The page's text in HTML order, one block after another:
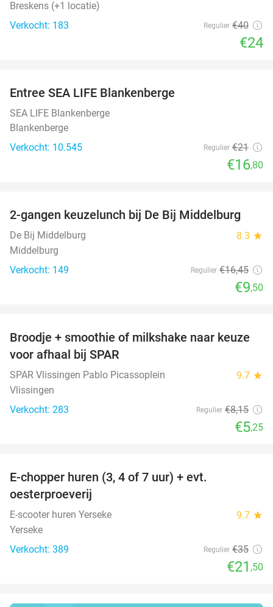
Breskens (+1 locatie)
Verkocht: 183
Regulier €40
€24
Entree SEA LIFE Blankenberge
SEA LIFE Blankenberge
Blankenberge
Verkocht: 10.545
Regulier €21
€16,80
42%
2-gangen keuzelunch bij De Bij Middelburg
De Bij Middelburg 8.3 star
Middelburg
Verkocht: 149
Regulier €16,45
€9,50
36%
Broodje + smoothie of milkshake naar keuze
voor afhaal bij SPAR
SPAR Vlissingen Pablo Picassoplein 9.7 star
Vlissingen
Verkocht: 283
Regulier €8,15
€5,25
E-chopper huren (3, 4 of 7 uur) + evt.
oesterproeverij
E-scooter huren Yerseke 9.7 star
Yerseke
Verkocht: 389
Regulier €35
€21 ,50